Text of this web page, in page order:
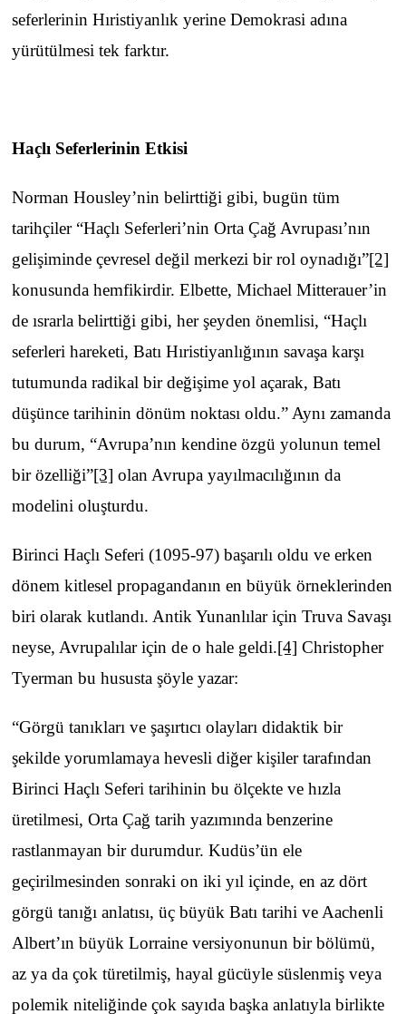
seferlerinin Hıristiyanlık yerine Demokrasi adına
yürütülmesi tek farktır.
Haçlı Seferlerinin Etkisi
Norman Housley’nin belirttiği gibi, bugün tüm
tarihçiler “Haçlı Seferleri’nin Orta Çağ Avrupası’nın
gelişiminde çevresel değil merkezi bir rol oynadığı”[2]
konusunda hemfikirdir. Elbette, Michael Mitterauer’in
de ısrarla belirttiği gibi, her şeyden önemlisi, “Haçlı
seferleri hareketi, Batı Hıristiyanlığının savaşa karşı
tutumunda radikal bir değişime yol açarak, Batı
düşünce tarihinin dönüm noktası oldu.” Aynı zamanda
bu durum, “Avrupa’nın kendine özgü yolunun temel
bir özelliği”[3] olan Avrupa yayılmacılığının da
modelini oluşturdu.
Birinci Haçlı Seferi (1095-97) başarılı oldu ve erken
dönem kitlesel propagandanın en büyük örneklerinden
biri olarak kutlandı. Antik Yunanlılar için Truva Savaşı
neyse, Avrupalılar için de o hale geldi.[4] Christopher
Tyerman bu hususta şöyle yazar:
“Görgü tanıkları ve şaşırtıcı olayları didaktik bir
şekilde yorumlamaya hevesli diğer kişiler tarafından
Birinci Haçlı Seferi tarihinin bu ölçekte ve hızla
üretilmesi, Orta Çağ tarih yazımında benzerine
rastlanmayan bir durumdur. Kudüs’ün ele
geçirilmesinden sonraki on iki yıl içinde, en az dört
görgü tanığı anlatısı, üç büyük Batı tarihi ve Aachenli
Albert’ın büyük Lorraine versiyonunun bir bölümü,
az ya da çok türetilmiş, hayal gücüyle süslenmiş veya
polemik niteliğinde çok sayıda başka anlatıyla birlikte